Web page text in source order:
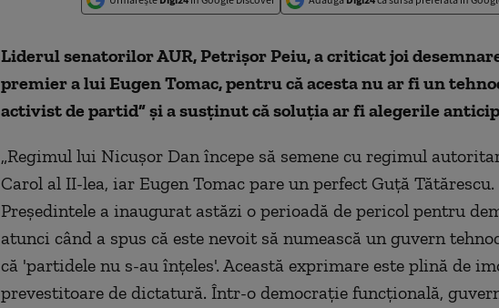
Liderul senatorilor AUR, Petrişor Peiu, a criticat joi
premier a lui Eugen Tomac, pentru că acesta nu ar fi un
activist de partid” şi a susţinut că soluţia ar fi alegerile
„Regimul lui Nicuşor Dan începe să semene cu regimul
Carol al II-lea, iar Eugen Tomac pare un perfect Guţă Tătărescu.
Preşedintele a inaugurat astăzi o perioadă de pericol pentru
atunci când a spus că este nevoit să numească un guvern
că 'partidele nu s-au înţeles'. Această exprimare este plină de
prevestitoare de dictatură. Într-o democraţie funcţională,